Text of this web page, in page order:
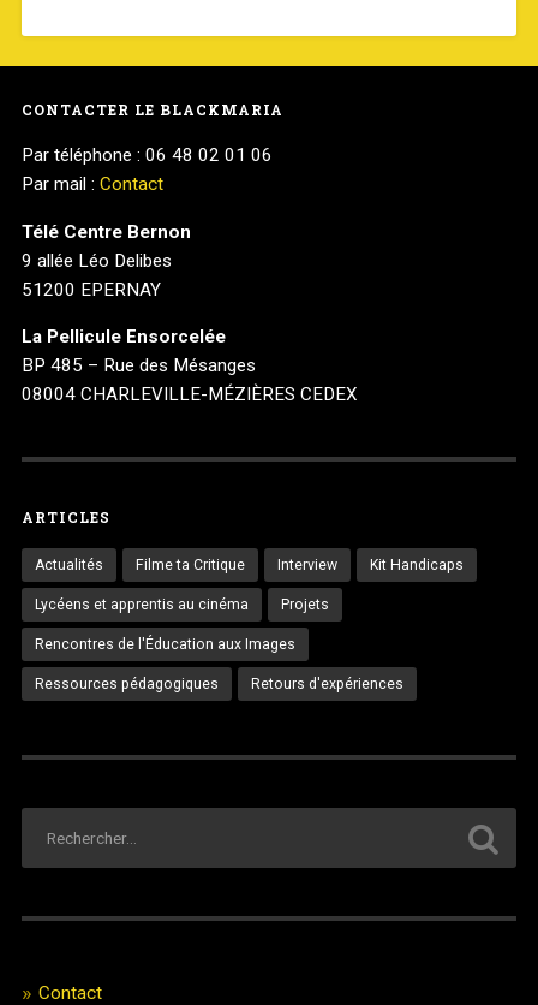
CONTACTER LE BLACKMARIA
Par téléphone : 06 48 02 01 06
Par mail : Contact
Télé Centre Bernon
9 allée Léo Delibes
51200 EPERNAY
La Pellicule Ensorcelée
BP 485 – Rue des Mésanges
08004 CHARLEVILLE-MÉZIÈRES CEDEX
ARTICLES
Actualités Filme ta Critique Interview Kit Handicaps
Lycéens et apprentis au cinéma Projets
Rencontres de l'Éducation aux Images
Ressources pédagogiques Retours d'expériences
Contact